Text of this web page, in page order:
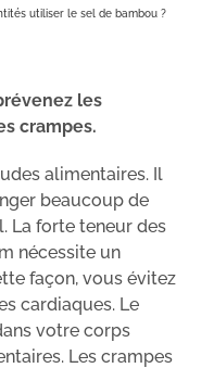
utiliser le sel de bambou ?
les
crampes.
alimentaires. Il
beaucoup de
La forte teneur des
nécessite un
façon, vous évitez
cardiaques. Le
votre corps
Les crampes